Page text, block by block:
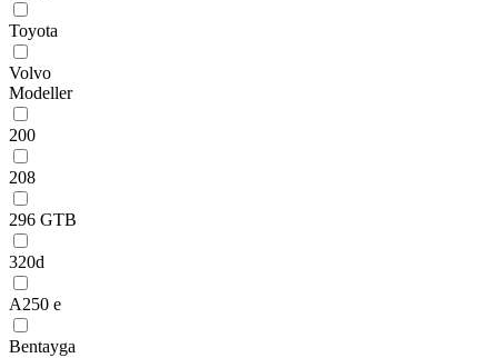
Toyota
Volvo
Modeller
200
208
296 GTB
320d
A250 e
Bentayga